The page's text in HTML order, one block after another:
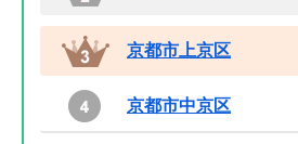
京都市上京区
京都市中京区